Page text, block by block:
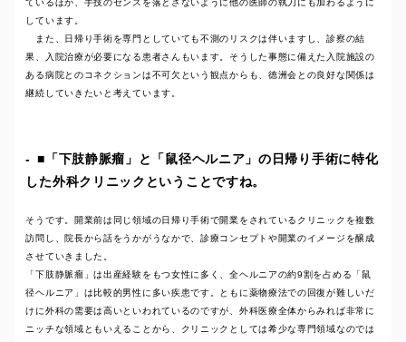
ているほか、手技のセンスを落とさないように他の医師の執刀にも加わるように
しています。
また、日帰り手術を専門としていても不測のリスクは伴いますし、診察の結
果、入院治療が必要になる患者さんもいます。そうした事態に備えた入院施設の
ある病院とのコネクションは不可欠という観点からも、徳洲会との良好な関係は
継続していきたいと考えています。
■「下肢静脈瘤」と「鼠径ヘルニア」の日帰り手術に特化
した外科クリニックということですね。
そうです。開業前は同じ領域の日帰り手術で開業をされているクリニックを複数
訪問し、院長から話をうかがうなかで、診療コンセプトや開業のイメージを醸成
させていきました。
「下肢静脈瘤」は出産経験をもつ女性に多く、全ヘルニアの約9割を占める「鼠
径ヘルニア」は比較的男性に多い疾患です。ともに薬物療法での回復が難しいだ
けに外科の需要は高いといわれているのですが、外科医療全体からみれば非常に
ニッチな領域ともいえることから、クリニックとしては希少な専門領域なのでは